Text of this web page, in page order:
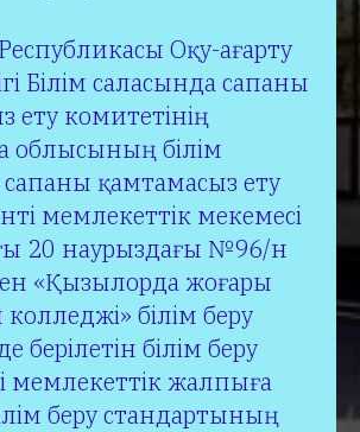
Оқу-ағарту
Білім саласында сапаны
ету комитетінің
облысының білім
қамтамасыз ету
мемлекеттік мекемесі
20 наурыздағы №96/н
«Қызылорда жоғары
білім беру
берілетін білім беру
мемлекеттік жалпыға
беру стандартының